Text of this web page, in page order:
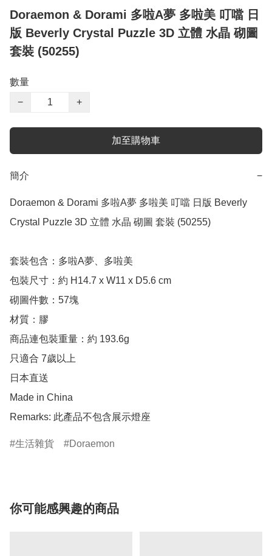
Doraemon & Dorami 多啦A夢 多啦美 叮噹 日
版 Beverly Crystal Puzzle 3D 立體 水晶 砌圖
套裝 (50255)
數量
−
+
加至購物車
簡介 −
Doraemon & Dorami 多啦A夢 多啦美 叮噹 日版 Beverly
Crystal Puzzle 3D 立體 水晶 砌圖 套裝 (50255)
套裝包含：多啦A夢、多啦美
包裝尺寸：約 H14.7 x W11 x D5.6 cm
砌圖件數：57塊
材質：膠
商品連包裝重量：約 193.6g
只適合 7歲以上
日本直送
Made in China
Remarks: 此產品不包含展示燈座
生活雜貨 Doraemon
你可能感興趣的商品